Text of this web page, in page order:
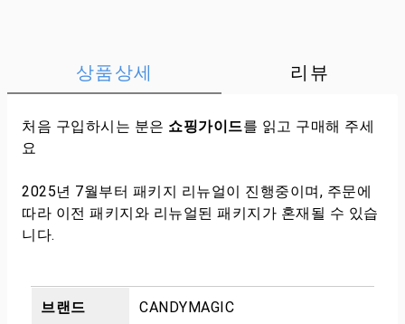
상품상세 리뷰
처음 구입하시는 분은 쇼핑가이드를 읽고 구매해 주세
요
2025년 7월부터 패키지 리뉴얼이 진행중이며, 주문에
따라 이전 패키지와 리뉴얼된 패키지가 혼재될 수 있습
니다.
브랜드 CANDYMAGIC